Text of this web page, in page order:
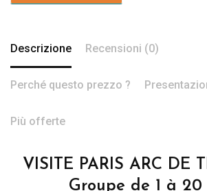
Descrizione Recensioni (0)
Perché questo prezzo ?
Più offerte
VISITE PARIS ARC DE
Groupe de 1 à 20